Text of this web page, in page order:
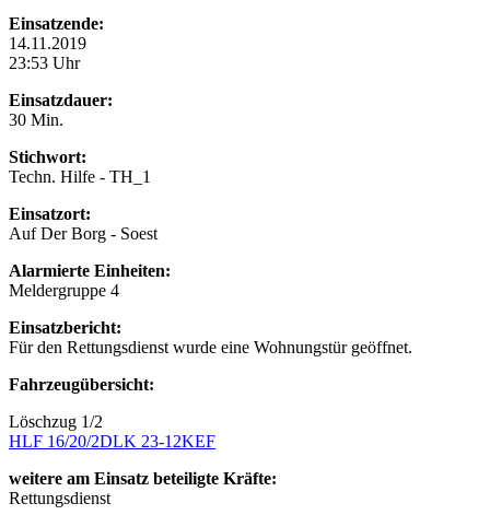
Einsatzende:
14.11.2019
23:53 Uhr
Einsatzdauer:
30 Min.
Stichwort:
Techn. Hilfe - TH_1
Einsatzort:
Auf Der Borg - Soest
Alarmierte Einheiten:
Meldergruppe 4
Einsatzbericht:
Für den Rettungsdienst wurde eine Wohnungstür geöffnet.
Fahrzeugübersicht:
Löschzug 1/2
HLF 16/20/2DLK 23-12KEF
weitere am Einsatz beteiligte Kräfte:
Rettungsdienst